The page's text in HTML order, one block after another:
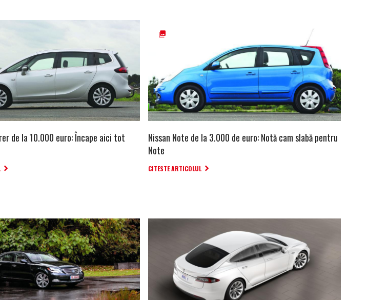
de la 10.000 euro: Încape aici tot
Nissan Note de la 3.000 de euro: Notă cam slabă pentru
Note
CITESTE ARTICOLUL